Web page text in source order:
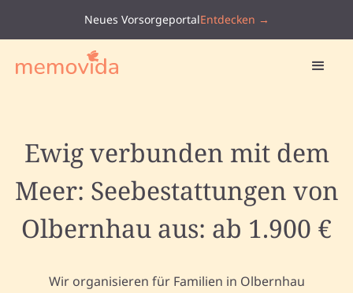
Neues VorsorgeportalEntdecken →
Ewig verbunden mit dem
Meer: Seebestattungen von
Olbernhau aus: ab 1.900 €
Wir organisieren für Familien in Olbernhau